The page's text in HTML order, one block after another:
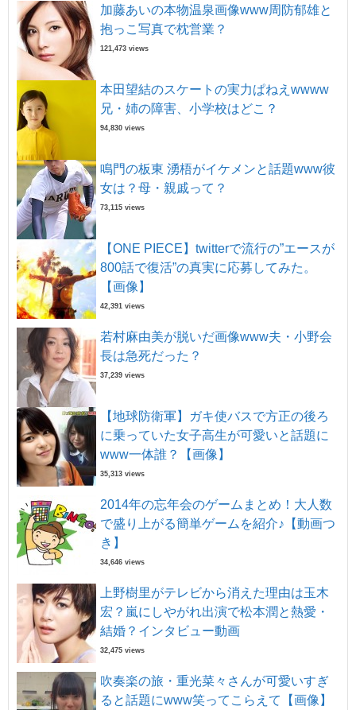
加藤あいの本物温泉画像www周防郁雄と
抱っこ写真で枕営業？
121,473 views
本田望結のスケートの実力ぱねえwwww
兄・姉の障害、小学校はどこ？
94,830 views
鳴門の板東 湧梧がイケメンと話題www彼
女は？母・親戚って？
73,115 views
【ONE PIECE】twitterで流行の”エースが
800話で復活”の真実に応募してみた。
【画像】
42,391 views
若村麻由美が脱いだ画像www夫・小野会
長は急死だった？
37,239 views
【地球防衛軍】ガキ使バスで方正の後ろ
に乗っていた女子高生が可愛いと話題に
www一体誰？【画像】
35,313 views
2014年の忘年会のゲームまとめ！大人数
で盛り上がる簡単ゲームを紹介♪【動画つ
き】
34,646 views
上野樹里がテレビから消えた理由は玉木
宏？嵐にしやがれ出演で松本潤と熱愛・
結婚？インタビュー動画
32,475 views
吹奏楽の旅・重光菜々さんが可愛いすぎ
ると話題にwww笑ってこらえて【画像】